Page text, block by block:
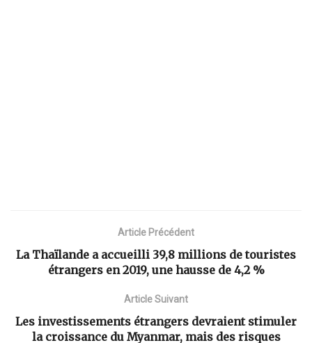
Article Précédent
La Thaïlande a accueilli 39,8 millions de touristes
étrangers en 2019, une hausse de 4,2 %
Article Suivant
Les investissements étrangers devraient stimuler
la croissance du Myanmar, mais des risques